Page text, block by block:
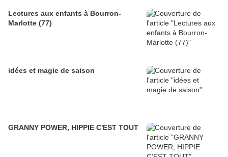
Lectures aux enfants à Bourron-
Marlotte (77)
idées et magie de saison
GRANNY POWER, HIPPIE C'EST TOUT